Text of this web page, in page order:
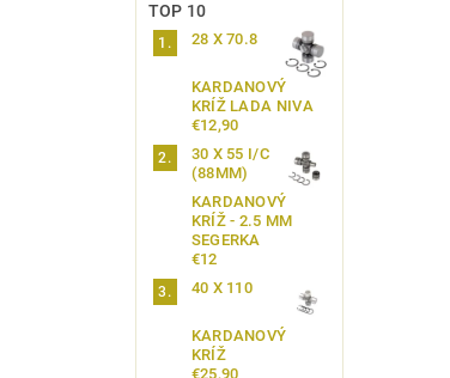
TOP 10
28 X 70.8
KARDANOVÝ
KRÍŽ LADA NIVA
€12,90
30 X 55 I/C
(88MM)
KARDANOVÝ
KRÍŽ - 2.5 MM
SEGERKA
€12
40 X 110
KARDANOVÝ
KRÍŽ
€25,90